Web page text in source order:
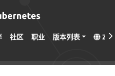
社区 职业 版本列表